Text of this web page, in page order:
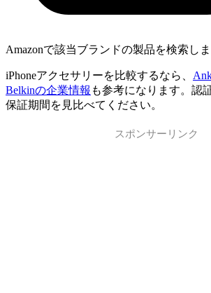
Amazonで該当ブランドの製品を検索し
iPhoneアクセサリーを比較するなら、
Belkinの企業情報 も参考になります。認
保証期間を見比べてください。
スポンサーリンク